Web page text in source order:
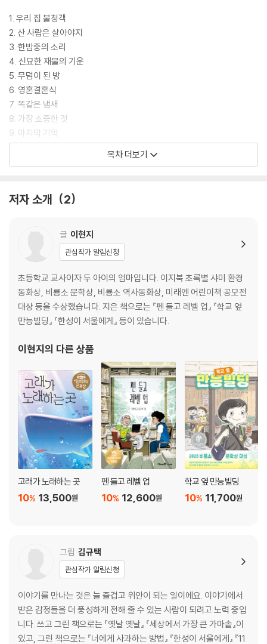
게 합쳐진 큰 흐름”이 놀랍고 “역사동화의 새로운 방향을 제시한 작품”이
라고 극찬했다.
죽은 오빠의 제사상에 놓인 치킨 위로 불쑥 모습을 드러낸 백제 귀신 성이.
선하고 바른 청년이었던 오빠의 그림자에서 벗어나 새롭게 살아가고 싶었
던 울이는 자신의 눈에만 보이는 꼬마 귀신의 존재가 성가시고 귀찮지만
어느새 성이의 이야기에 점차 귀 기울이게 된다. 도굴꾼들이 울이의 집 아
래에 묻힌 유물을 탐내는 가운데, 성이는 자신이 깃든 물건이 무사히 발굴
되어야만 길잡이를 만나 저승으로 갈 수 있다.
추리와 비밀 그리고 땅속과 땅 위를 오가는 흥미진진한 모험이 펼쳐지는
다. 『한성이 서울에게』는 마음에 깊이 새겨지는 스토리텔링으로 지금 우리
1. 우리 집 불청객
2. 산 사람은 살아야지
3. 한밤중의 소리
4. 신묘한 재물의 기운
5. 무덤이 된 방
6. 영혼결혼식
7. 똑같은 냄새
8. 가장 소중한 것
9. 마지막 기억
10. 굴식 돌방무덤
14. 오빠가 남긴 것
목차 더보기
저자 소개 2
글 이현지
관심작가 알림신청
초등학교 교사이자 두 아이의 엄마입니다. 이지북 초록별 샤미 환경
동화상, 비룡소 문학상, 비룡소 역사동화상, 미래엔 어린이책 공모전
대상 등을 수상했습니다. 지은 책으로는 『펜 들고 레벨 업』 『학교 옆
만능빌딩』 『한성이 서울에게』 등이 있습니다.
이현지 의 다른 상품
고래가 노래하는 곳
13,500원
10%
펜 들고 레벨 업
12,600원
10%
학교 옆 만능빌딩
11,700원
10%
그림 김규택
관심작가 알림신청
이야기를 만나는 것은 늘 즐겁고 위안이 되는 일이에요. 이야기에서
받은 감정들을 더 풍성하게 전해 줄 수 있는 사람이 되려고 노력 중입
니다. 쓰고 그린 책으로는 『옛날 옛날』 『세상에서 가장 큰 가마솥』이
있고, 그린 책으로는 『너에게 사과하는 방법』 『한성이 서울에게』 『11